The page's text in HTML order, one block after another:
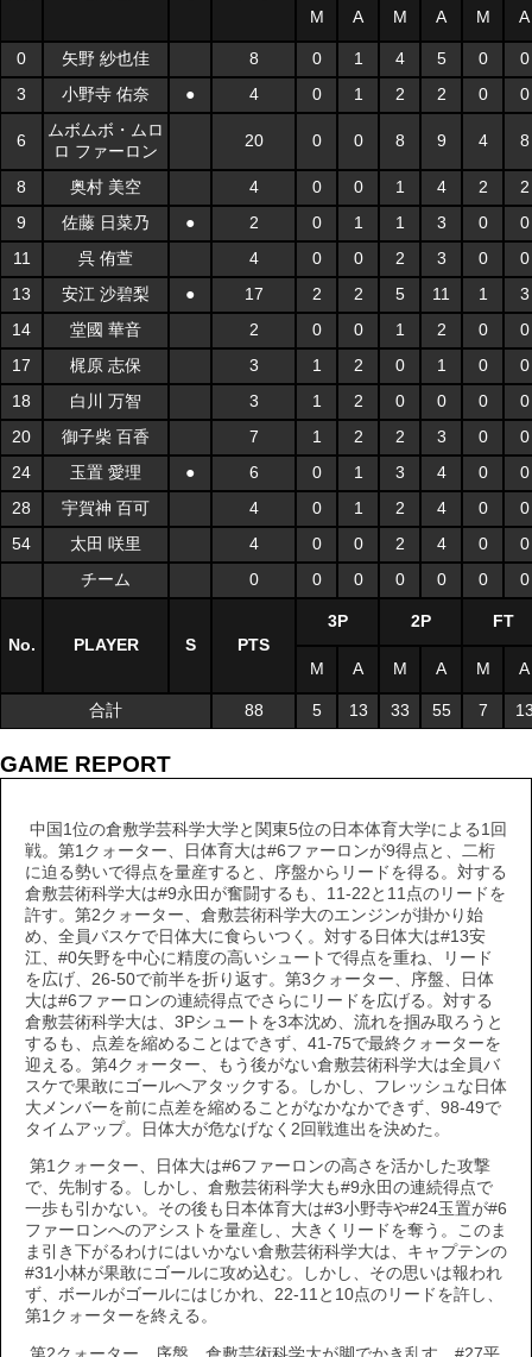
M A M A M A
0 矢野 紗也佳 8 0 1 4 5 0
0
3
小野寺 佑奈 ● 4 0 1 2 2 0 0
6
ムボムボ・ムロ
ロ ファーロン
20 0 0 8 9 4 8
8 奥村 美空 4 0 0 1 4 2
2
9
佐藤 日菜乃 ● 2 0 1 1 3 0
0
11
呉 侑萱 4 0 0 2 3 0
0
13
安江 沙碧梨 ● 17 2 2 5 11 1
3
14
堂國 華音 2 0 0 1 2 0
0
17
梶原 志保 3 1 2 0 1 0
0
18
白川 万智 3 1 2 0 0 0
0
20
御子柴 百香 7 1 2 2 3 0
0
24
玉置 愛理 ● 6 0 1 3 4 0
0
28
宇賀神 百可 4 0 1 2 4 0
0
54
太田 咲里 4 0 0 2 4 0
0
チーム
0 0 0 0 0 0 0
No. PLAYER S PTS
3P 2P FT
M A M A M A
合計 88 5 13 33 55 7
GAME REPORT
中国1位の倉敷学芸科学大学と関東5位の日本体育大学による1回
戦。第1クォーター、日体育大は#6ファーロンが9得点と、二桁
に迫る勢いで得点を量産すると、序盤からリードを得る。対する
倉敷芸術科学大は#9永田が奮闘するも、11-22と11点のリードを
許す。第2クォーター、倉敷芸術科学大のエンジンが掛かり始
め、全員バスケで日体大に食らいつく。対する日体大は#13安
江、#0矢野を中心に精度の高いシュートで得点を重ね、リード
を広げ、26-50で前半を折り返す。第3クォーター、序盤、日体
大は#6ファーロンの連続得点でさらにリードを広げる。対する
倉敷芸術科学大は、3Pシュートを3本沈め、流れを掴み取ろうと
するも、点差を縮めることはできず、41-75で最終クォーターを
迎える。第4クォーター、もう後がない倉敷芸術科学大は全員バ
スケで果敢にゴールへアタックする。しかし、フレッシュな日体
大メンバーを前に点差を縮めることがなかなかできず、98-49で
タイムアップ。日体大が危なげなく2回戦進出を決めた。
第1クォーター、日体大は#6ファーロンの高さを活かした攻撃
で、先制する。しかし、倉敷芸術科学大も#9永田の連続得点で
一歩も引かない。その後も日本体育大は#3小野寺や#24玉置が#6
ファーロンへのアシストを量産し、大きくリードを奪う。このま
ま引き下がるわけにはいかない倉敷芸術科学大は、キャプテンの
#31小林が果敢にゴールに攻め込む。しかし、その思いは報われ
ず、ボールがゴールにはじかれ、22-11と10点のリードを許し、
第1クォーターを終える。